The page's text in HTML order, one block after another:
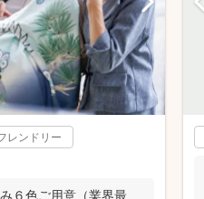
レンドリー
６色ご用意（業界最